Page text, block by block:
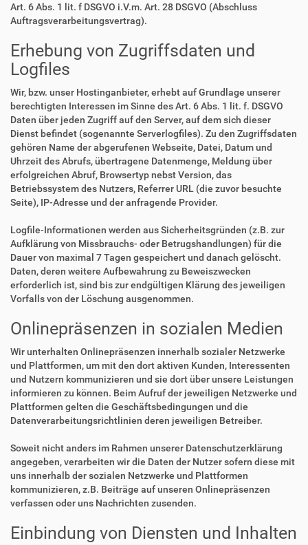
Art. 6 Abs. 1 lit. f DSGVO i.V.m. Art. 28 DSGVO (Abschluss
Auftragsverarbeitungsvertrag).
Erhebung von Zugriffsdaten und
Logfiles
Wir, bzw. unser Hostinganbieter, erhebt auf Grundlage unserer
berechtigten Interessen im Sinne des Art. 6 Abs. 1 lit. f. DSGVO
Daten über jeden Zugriff auf den Server, auf dem sich dieser
Dienst befindet (sogenannte Serverlogfiles). Zu den Zugriffsdaten
gehören Name der abgerufenen Webseite, Datei, Datum und
Uhrzeit des Abrufs, übertragene Datenmenge, Meldung über
erfolgreichen Abruf, Browsertyp nebst Version, das
Betriebssystem des Nutzers, Referrer URL (die zuvor besuchte
Seite), IP-Adresse und der anfragende Provider.
Logfile-Informationen werden aus Sicherheitsgründen (z.B. zur
Aufklärung von Missbrauchs- oder Betrugshandlungen) für die
Dauer von maximal 7 Tagen gespeichert und danach gelöscht.
Daten, deren weitere Aufbewahrung zu Beweiszwecken
erforderlich ist, sind bis zur endgültigen Klärung des jeweiligen
Vorfalls von der Löschung ausgenommen.
Onlinepräsenzen in sozialen Medien
Wir unterhalten Onlinepräsenzen innerhalb sozialer Netzwerke
und Plattformen, um mit den dort aktiven Kunden, Interessenten
und Nutzern kommunizieren und sie dort über unsere Leistungen
informieren zu können. Beim Aufruf der jeweiligen Netzwerke und
Plattformen gelten die Geschäftsbedingungen und die
Datenverarbeitungsrichtlinien deren jeweiligen Betreiber.
Soweit nicht anders im Rahmen unserer Datenschutzerklärung
angegeben, verarbeiten wir die Daten der Nutzer sofern diese mit
uns innerhalb der sozialen Netzwerke und Plattformen
kommunizieren, z.B. Beiträge auf unseren Onlinepräsenzen
verfassen oder uns Nachrichten zusenden.
Einbindung von Diensten und Inhalten